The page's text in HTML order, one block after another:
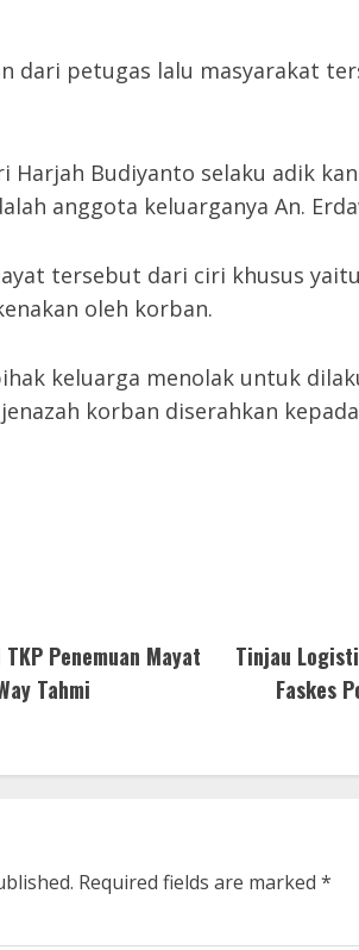
dari petugas lalu masyarakat
Harjah Budiyanto selaku adik
anggota keluarganya An.
tersebut dari ciri khusus
oleh korban.
keluarga menolak untuk
korban diserahkan
Penemuan Mayat
Tahmi
Tinjau
Faskes
Required fields are marked *